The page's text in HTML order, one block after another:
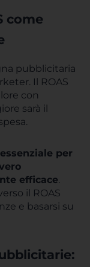
come
pubblicitaria
Il ROAS
con
sarà il
essenziale per
efficace.
il ROAS
e basarsi su